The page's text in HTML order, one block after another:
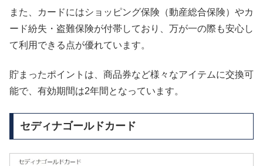
また、カードにはショッピング保険（動産総合保険）やカ
ード紛失・盗難保険が付帯しており、万が一の際も安心し
て利用できる点が優れています。
貯まったポイントは、商品券など様々なアイテムに交換可
能で、有効期間は2年間となっています。
セディナゴールドカード